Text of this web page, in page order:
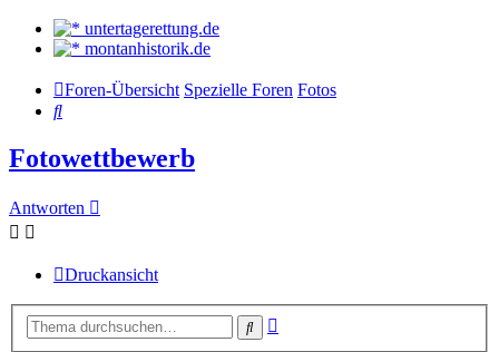
untertagerettung.de
montanhistorik.de
Foren-Übersicht Spezielle Foren Fotos
Suche
Fotowettbewerb
Antworten
Druckansicht
Suche